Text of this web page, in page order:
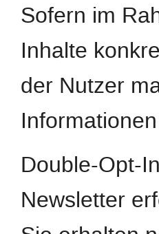
Sofern im
Inhalte
der Nutzer
Double-Opt-
Newsletter